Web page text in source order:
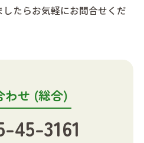
たらお気軽にお問合せくだ
わせ (総合)
45-3161